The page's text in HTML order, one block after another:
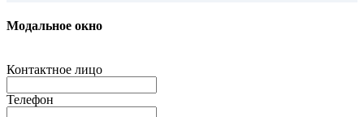
Модальное окно
Контактное лицо
Телефон